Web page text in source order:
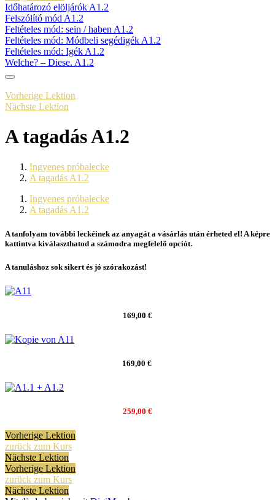
Időhatározó elöljárók A1.2
Felszólító mód A1.2
Feltételes mód: sein / haben A1.2
Feltételes mód: Módbeli segédigék A1.2
Feltételes mód: Igék A1.2
Welche? – Diese. A1.2
Vorherige Lektion
Nächste Lektion
A tagadás A1.2
Ingyenes próbalecke
A tagadás A1.2
Ingyenes próbalecke
A tagadás A1.2
A tanfolyam további leckéinek az anyagát a vásárlás után érheted el! A képre
kattintva kiválaszthatod a számodra megfelelő opciót.
A tanuláshoz sok sikert és jó szórakozást!
169,00 €
169,00 €
259,00 €
Vorherige Lektion
zurück zum Kurs
Nächste Lektion
Vorherige Lektion
zurück zum Kurs
Nächste Lektion